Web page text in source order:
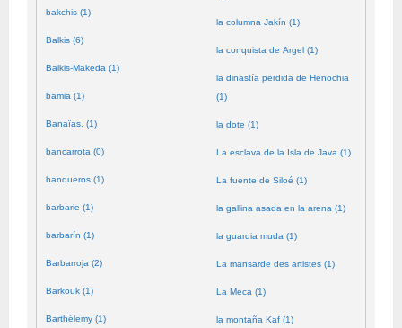
bakchis (1)
Balkis (6)
Balkis-Makeda (1)
bamia (1)
Banaïas. (1)
bancarrota (0)
banqueros (1)
barbarie (1)
barbarín (1)
Barbarroja (2)
Barkouk (1)
Barthélemy (1)
la columna Jakín (1)
la conquista de Argel (1)
la dinastía perdida de Henochia
(1)
la dote (1)
La esclava de la Isla de Java (1)
La fuente de Siloé (1)
la gallina asada en la arena (1)
la guardia muda (1)
La mansarde des artistes (1)
La Meca (1)
la montaña Kaf (1)